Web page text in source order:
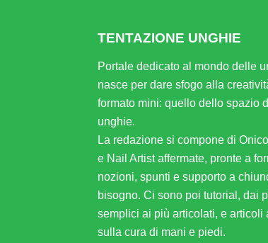
TENTAZIONE UNGHIE
Portale dedicato al mondo delle
nasce per dare sfogo alla
formato mini: quello dello spazio
unghie.
La redazione si compone di
e Nail Artist affermate, pronte a
nozioni, spunti e supporto a
bisogno. Ci sono poi tutorial, dai
semplici ai più articolati, e articoli
sulla cura di mani e piedi.